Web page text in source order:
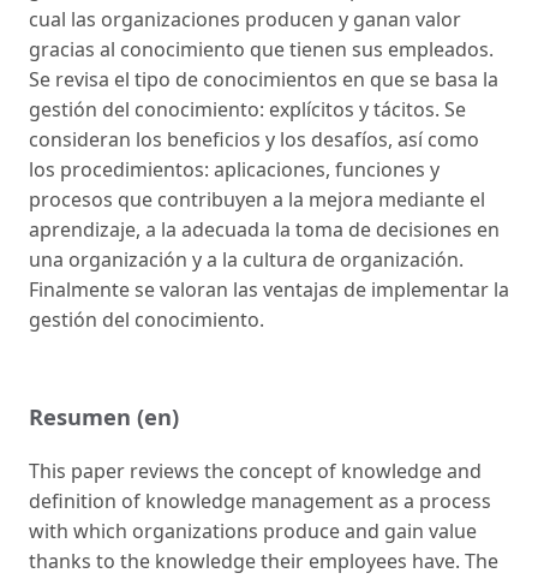
cual las organizaciones producen y ganan valor
gracias al conocimiento que tienen sus empleados.
Se revisa el tipo de conocimientos en que se basa la
gestión del conocimiento: explícitos y tácitos. Se
consideran los beneficios y los desafíos, así como
los procedimientos: aplicaciones, funciones y
procesos que contribuyen a la mejora mediante el
aprendizaje, a la adecuada la toma de decisiones en
una organización y a la cultura de organización.
Finalmente se valoran las ventajas de implementar la
gestión del conocimiento.
Resumen (en)
This paper reviews the concept of knowledge and
definition of knowledge management as a process
with which organizations produce and gain value
thanks to the knowledge their employees have. The